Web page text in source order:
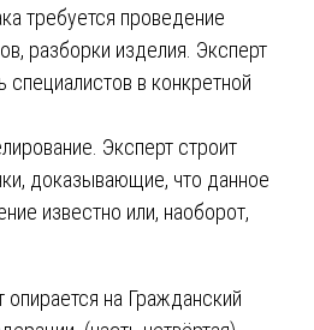
требуется проведение
разборки изделия. Эксперт
специалистов в конкретной
Эксперт строит
доказывающие, что данное
известно или, наоборот,
опирается на Гражданский